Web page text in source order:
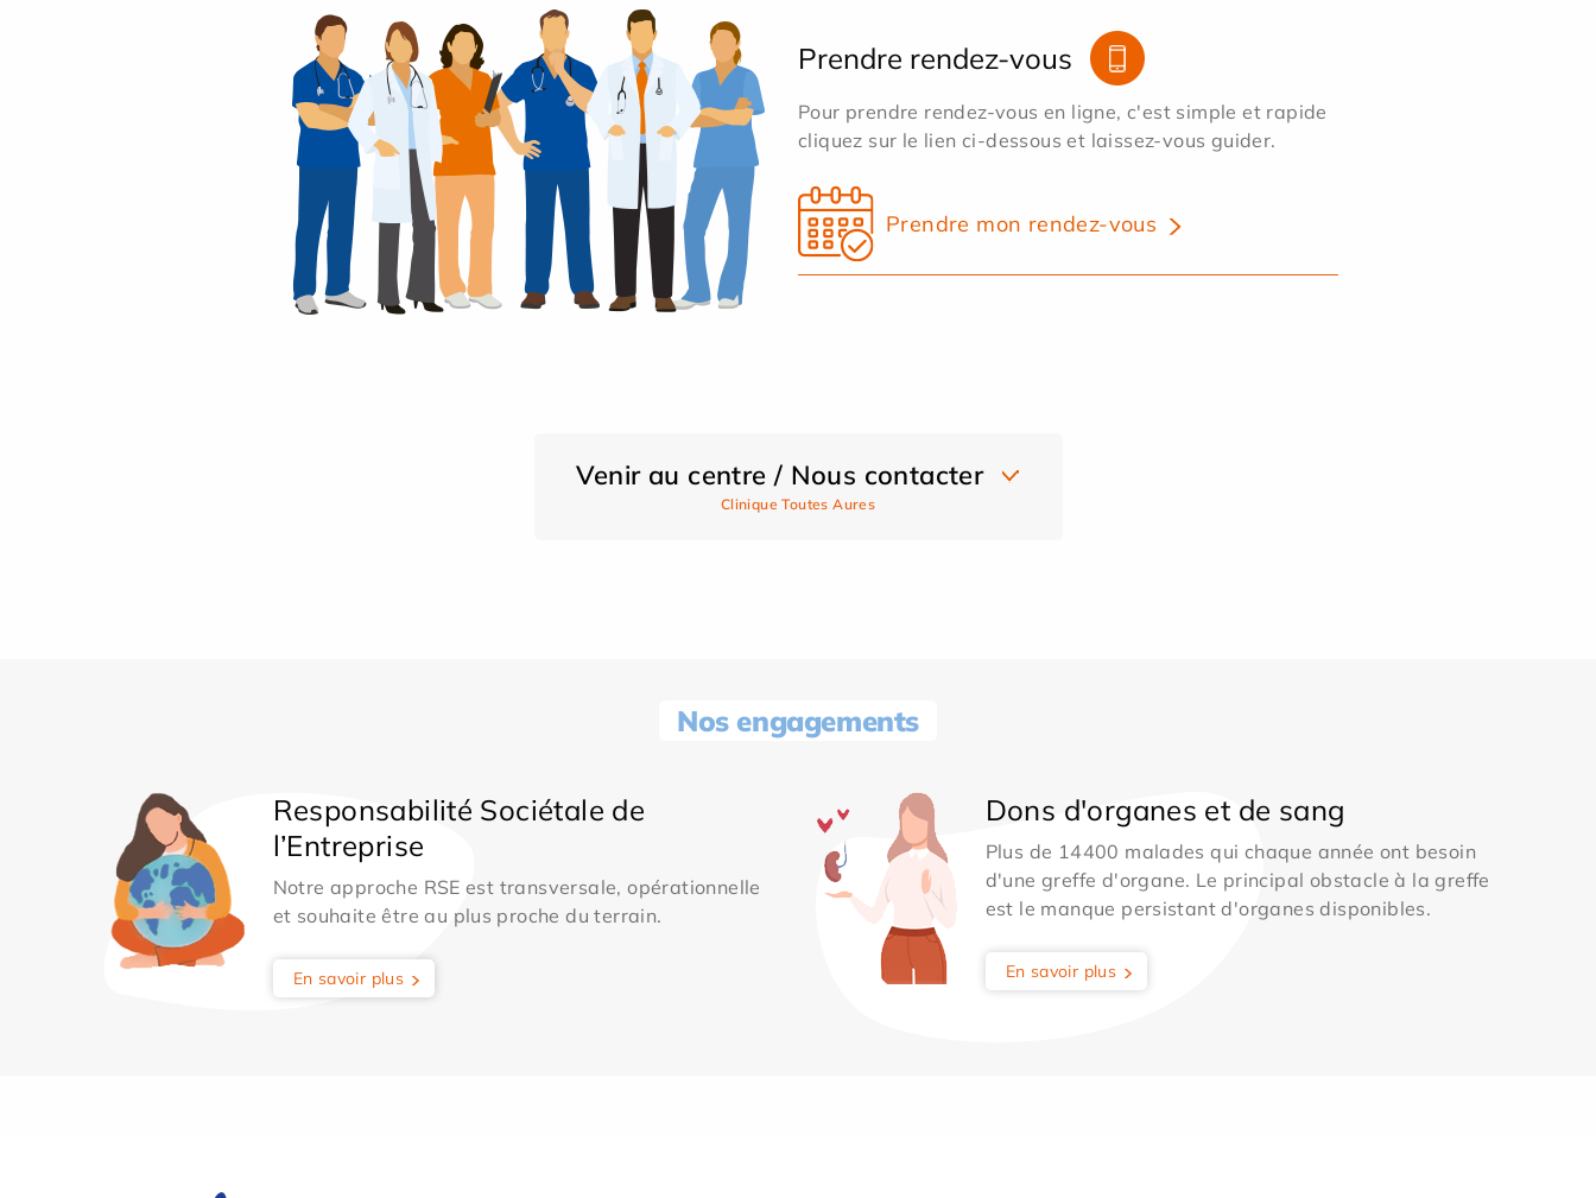
Prendre rendez-vous
Pour prendre rendez-vous en ligne, c'est simple et rapide
cliquez sur le lien ci-dessous et laissez-vous guider.
Prendre mon rendez-vous
Venir au centre / Nous contacter
Clinique Toutes Aures
Nos engagements
Responsabilité Sociétale de
l’Entreprise
Notre approche RSE est transversale, opérationnelle
et souhaite être au plus proche du terrain.
En savoir plus
Dons d'organes et de sang
Plus de 14400 malades qui chaque année ont besoin
d'une greffe d'organe. Le principal obstacle à la greffe
est le manque persistant d'organes disponibles.
En savoir plus